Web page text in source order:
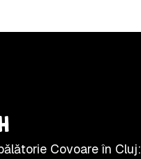
Covoare în Cluj: